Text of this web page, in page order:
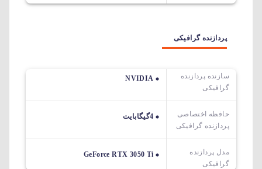
پردازنده گرافیکی
سازنده پردازنده
گرافیکی
NVIDIA
حافظه اختصاصی
پردازنده گرافیکی
4گیگابایت
مدل پردازنده
گرافیکی
GeForce RTX 3050 Ti